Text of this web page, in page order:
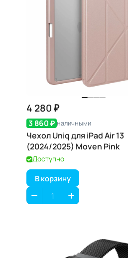
4 280 ₽
3 860 ₽ наличными
Чехол Uniq для iPad Air 13
(2024/2025) Moven Pink
Доступно
В корзину